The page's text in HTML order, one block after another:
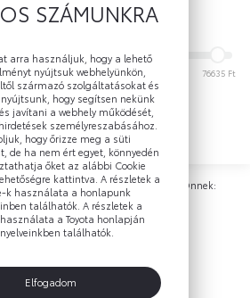
57439 Ft 67037 Ft 76635 Ft
és kedvező kondíciókat kínál Önnek:
12 éves használt autókra
finanszírozás
84 hónap között
SZÁMUNKRA
arra használjuk, hogy a lehető
nyújtsuk webhelyünkön,
származó szolgáltatásokat és
hogy segítsen nekünk
javítani a webhely működését,
személyreszabásához.
hogy őrizze meg a süti
de ha nem ért egyet, könnyedén
őket az alábbi Cookie
kattintva. A részletek a
k használata a honlapunk
találhatók. A részletek a
a Toyota honlapján
találhatók.
Elfogadom